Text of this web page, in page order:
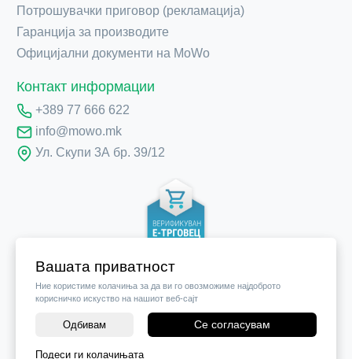
Вашата приватност
Ние користиме колачиња за да ви го овозможиме најдоброто
корисничко искуство на нашиот веб-сајт
Одбивам Се согласувам
Подеси ги колачињата
Потрошувачки приговор (рекламација)
Гаранција за производите
Официјални документи на MoWo
Контакт информации
+389 77 666 622
info@mowo.mk
Ул. Скупи 3А бр. 39/12
©2026Vendor x